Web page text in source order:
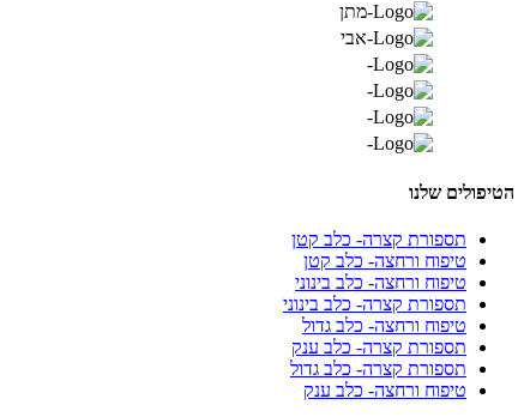
הטיפולים שלנו
תספורת קצרה- כלב קטן
טיפוח ורחצה- כלב קטן
טיפוח ורחצה- כלב בינוני
תספורת קצרה- כלב בינוני
טיפוח ורחצה- כלב גדול
תספורת קצרה- כלב ענק
תספורת קצרה- כלב גדול
טיפוח ורחצה- כלב ענק